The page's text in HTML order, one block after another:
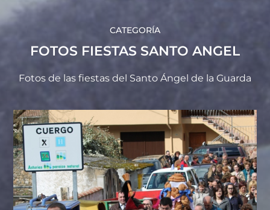
CATEGORÍA
FOTOS FIESTAS SANTO ANGEL
Fotos de las fiestas del Santo Ángel de la Guarda